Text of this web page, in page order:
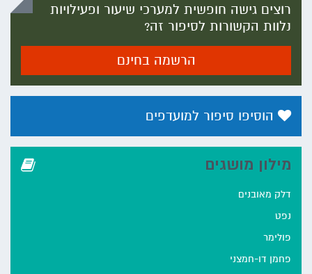
רוצים גישה חופשית למערכי שיעור ופעילויות
נלוות הקשורות לסיפור זה?
הרשמה בחינם
הוסיפו סיפור למועדפים
מילון מושגים
דלק מאובנים
נפט
פולימר
פחמן דו-חמצני